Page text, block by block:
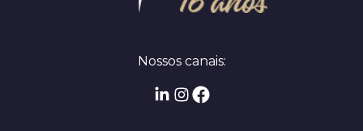
Nossos canais: